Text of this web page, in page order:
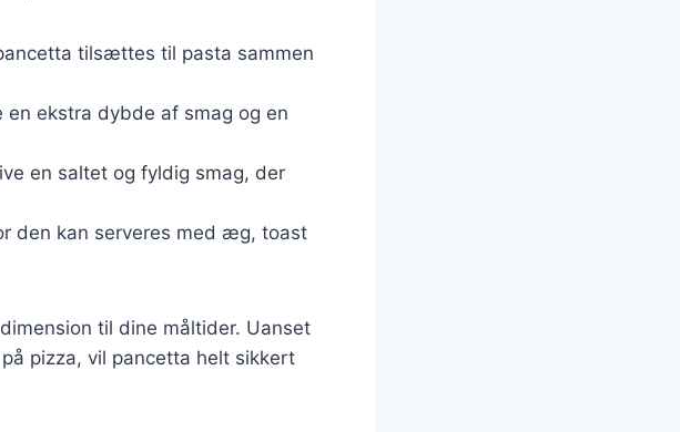
tilsættes til pasta sammen
ekstra dybde af smag og en
en saltet og fyldig smag, der
den kan serveres med æg, toast
til dine måltider. Uanset
pizza, vil pancetta helt sikkert